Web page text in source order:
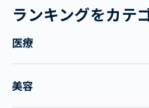
ランキングをカテ
医療
美容